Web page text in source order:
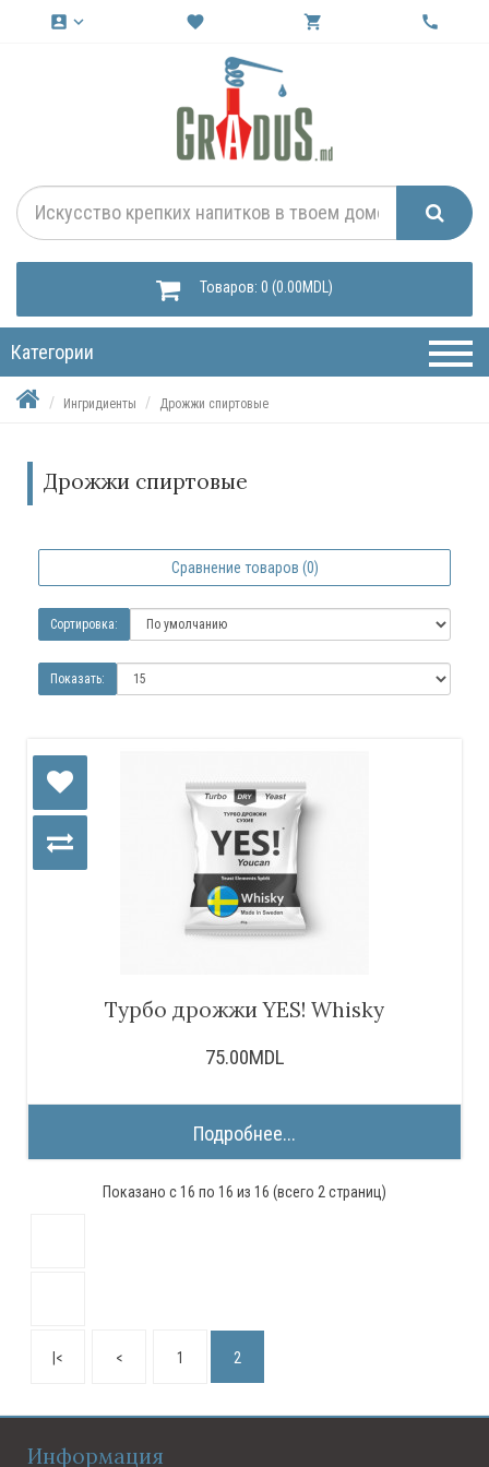
account_box keyboard_arrow_down favorite shopping_cart call
Товаров: 0 (0.00MDL)
Категории
Ингридиенты Дрожжи спиртовые
Дрожжи спиртовые
Сравнение товаров (0)
Сортировка:
Показать:
Турбо дрожжи YES! Whisky
75.00MDL
Подробнее...
Показано с 16 по 16 из 16 (всего 2 страниц)
|< < 1 2
Информация